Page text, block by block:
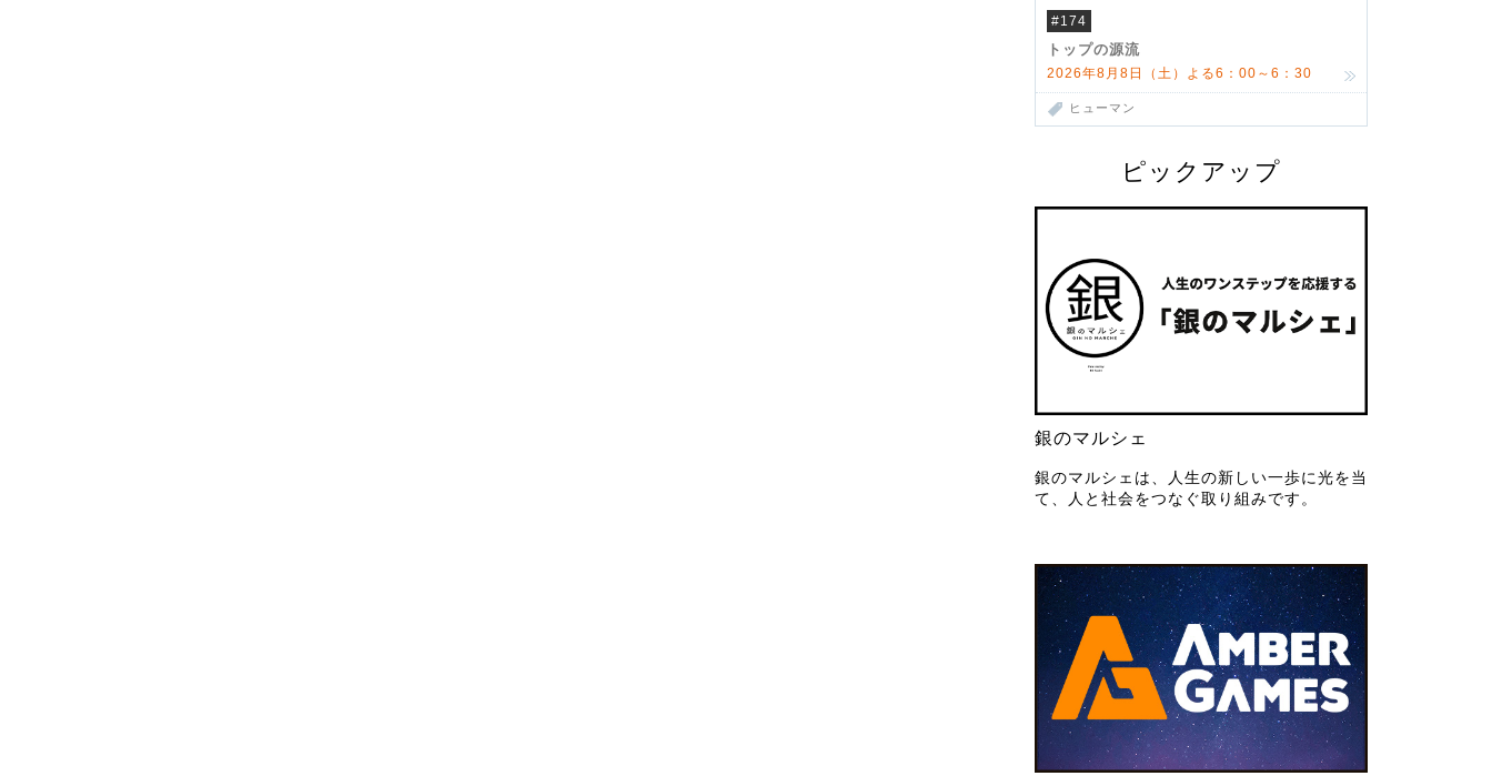
米国駐在でも浮かんだ八ヶ岳 山
小屋を営んだ父母
#174
トップの源流
2026年8月8日（土）よる6：00～6：30
ヒューマン
ピックアップ
銀のマルシェ
銀のマルシェは、人生の新しい一歩に光を当
て、人と社会をつなぐ取り組みです。